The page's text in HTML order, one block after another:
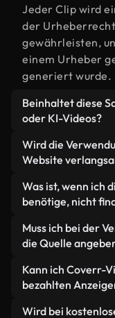
Jeder Clip wird
der
gewährleisten,
einem Urheber
generiert wurde.
Beinhaltet diese
oder KI-Videos?
Beides. Es
aus realen, von
generierten
beschriftet,
verwenden.
Wird die
Website
Nicht, wenn Sie
wählen. Wir
wurden – so
gleichzeitig die
Kennzahlen wie
Was ist, wenn ich
benötige, nicht
Mit Coverr AI
Handumdrehen
innerhalb von
Sie, das unseren
Muss ich bei der
die Quelle
Eine
Videos in
verwendet
Kann ich Coverr-
bezahlten
Ja. Sämtliches
Wird bei